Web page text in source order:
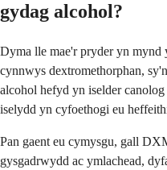
gydag alcohol?
Dyma lle mae'r pryder yn
cynnwys dextromethorphan,
alcohol hefyd yn iselder
iselydd yn cyfoethogi eu
Pan gaent eu cymysgu, gall
gysgadrwydd ac ymlachead,